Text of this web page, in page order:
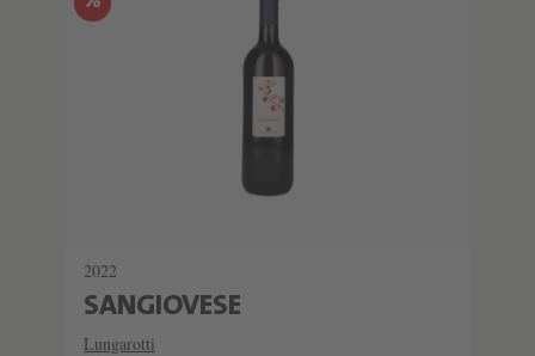
2022
SANGIOVESE
Lungarotti